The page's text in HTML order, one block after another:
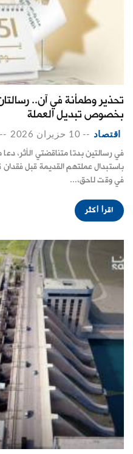
تحذير وطمأنة في آن..
بخصوص تبديل العملة
اقتصاد -- 10 حزيران 2026 --
في رسالتين بدتا متناقضتي الأثر،
باستبدال عملتهم القديمة قبل فقدان
في وقت لاحق،...
اقرأ أكثر